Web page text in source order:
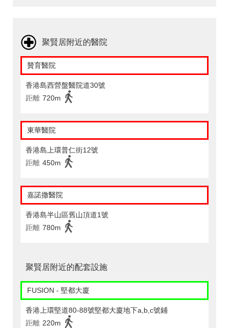
聚賢居附近的醫院
贊育醫院
香港島西營盤醫院道30號
距離 720m
東華醫院
香港島上環普仁街12號
距離 450m
嘉諾撒醫院
香港島半山區舊山頂道1號
距離 780m
聚賢居附近的配套設施
FUSION - 堅都大廈
香港上環堅道80-88號堅都大廈地下a,b,c號鋪
距離 220m